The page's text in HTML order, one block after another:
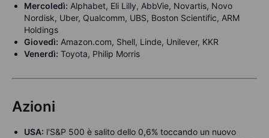
Mercoledì: Alphabet, Eli Lilly, AbbVie, Novartis, Novo
Nordisk, Uber, Qualcomm, UBS, Boston Scientific, ARM
Holdings
Giovedì: Amazon.com, Shell, Linde, Unilever, KKR
Venerdì: Toyota, Philip Morris
Azioni
USA: l'S&P 500 è salito dello 0,6% toccando un nuovo